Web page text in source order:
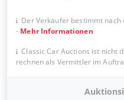
Der Verkäufer bestimmt
- Mehr Informationen
Classic Car Auctions ist nicht
rechnen als Vermittler im